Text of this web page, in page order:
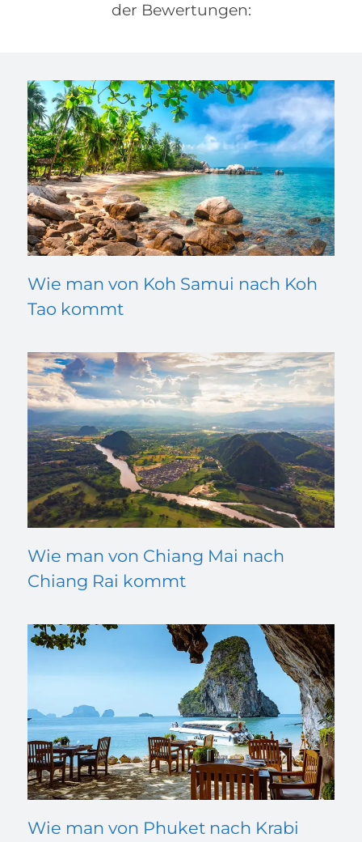
der Bewertungen:
Wie man von Koh Samui nach Koh
Tao kommt
Wie man von Chiang Mai nach
Chiang Rai kommt
Wie man von Phuket nach Krabi